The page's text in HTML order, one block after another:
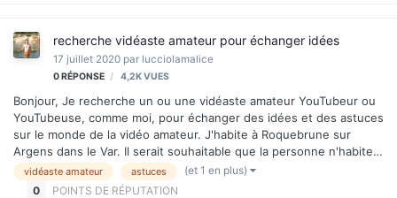
recherche vidéaste amateur pour échanger idées
17 juillet 2020 par lucciolamalice
0RÉPONSE 4,2KVUES
Bonjour, Je recherche un ou une vidéaste amateur YouTubeur ou
YouTubeuse, comme moi, pour échanger des idées et des astuces
sur le monde de la vidéo amateur. J'habite à Roquebrune sur
Argens dans le Var. Il serait souhaitable que la personne n'habite
pas très loin, dans les environs de Fréjus-St Raphaël serait
excellent afin de se contacter pour se donner des idées. Je suis
vidéaste amateur astuces
(et 1 en plus)
0
POINTS DE RÉPUTATION